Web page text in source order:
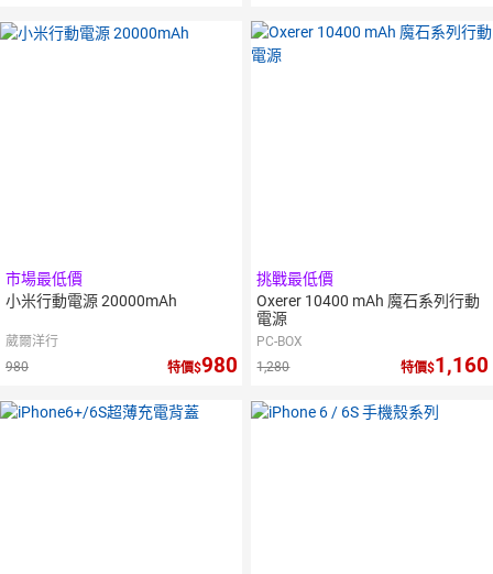
市場最低價
小米行動電源 20000mAh
葳爾洋行
980
特價 980
挑戰最低價
Oxerer 10400 mAh 魔石系列行動
電源
PC-BOX
1,280
特價 1,160